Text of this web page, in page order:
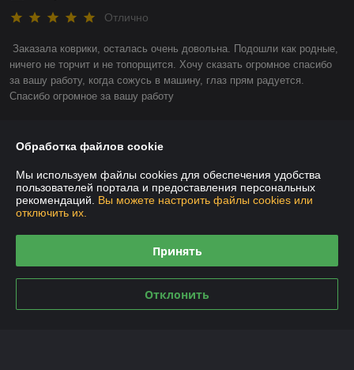
Отлично
Заказала коврики, осталась очень довольна. Подошли как родные,
ничего не торчит и не топорщится. Хочу сказать огромное спасибо
за вашу работу, когда сожусь в машину, глаз прям радуется.
Спасибо огромное за вашу работу
О нас
Контакты
Обработка файлов cookie
Мы используем файлы cookies для обеспечения удобства
пользователей портала и предоставления персональных
рекомендаций. Вы можете настроить файлы cookies или
отключить их.
Принять
Отклонить